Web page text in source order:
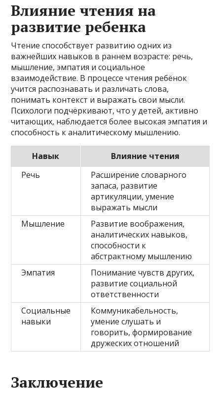
Влияние чтения на
развитие ребенка
Чтение способствует развитию одних из
важнейших навыков в раннем возрасте: речь,
мышление, эмпатия и социальное
взаимодействие. В процессе чтения ребёнок
учится распознавать и различать слова,
понимать контекст и выражать свои мысли.
Психологи подчёркивают, что у детей, активно
читающих, наблюдается более высокая эмпатия и
способность к аналитическому мышлению.
Навык
Влияние чтения
Речь
Расширение словарного
запаса, развитие
артикуляции, умение
выражать мысли
Мышление
Развитие воображения,
аналитических навыков,
способности к
абстрактному мышлению
Эмпатия
Понимание чувств других,
развитие социальной
ответственности
Социальные
навыки
Коммуникабельность,
умение слушать и
говорить, формирование
дружеских отношений
Заключение